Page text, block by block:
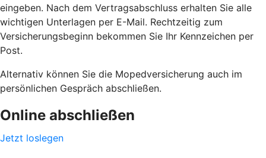
eingeben. Nach dem Vertragsabschluss erhalten Sie alle
wichtigen Unterlagen per E-Mail. Rechtzeitig zum
Versicherungsbeginn bekommen Sie Ihr Kennzeichen per
Post.
Alternativ können Sie die Mopedversicherung auch im
persönlichen Gespräch abschließen.
Online abschließen
Jetzt loslegen